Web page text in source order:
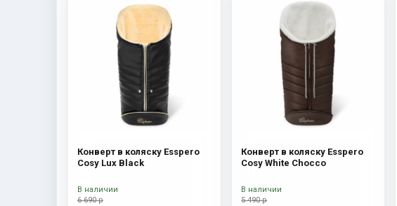
Конверт в коляску Esspero
Cosy Lux Black
6 690 р
В наличии
Конверт в коляску Esspero
Cosy White Chocco
5 490 р
В наличии